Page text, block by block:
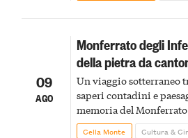
09
AGO
Monferrato degli
della pietra da
Un viaggio sotterraneo
saperi contadini e
memoria del Monferrato
Cella Monte Cultura &